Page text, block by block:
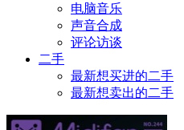
电脑音乐
声音合成
评论访谈
二手
最新想买进的二手
最新想卖出的二手